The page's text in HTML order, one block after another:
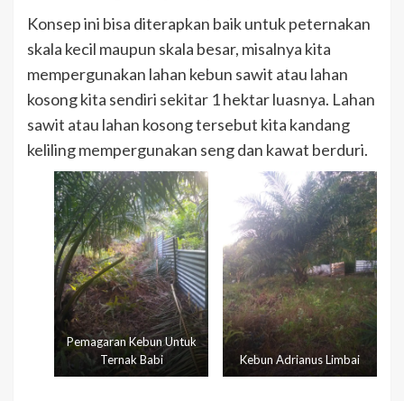
Konsep ini bisa diterapkan baik untuk peternakan
skala kecil maupun skala besar, misalnya kita
mempergunakan lahan kebun sawit atau lahan
kosong kita sendiri sekitar 1 hektar luasnya. Lahan
sawit atau lahan kosong tersebut kita kandang
keliling mempergunakan seng dan kawat berduri.
Pemagaran Kebun Untuk
Ternak Babi
Kebun Adrianus Limbai